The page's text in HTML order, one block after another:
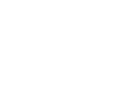
устройства